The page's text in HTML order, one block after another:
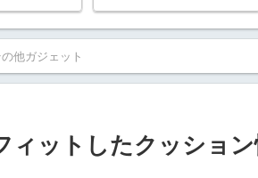
の他ガジェット
ィットしたクッショ